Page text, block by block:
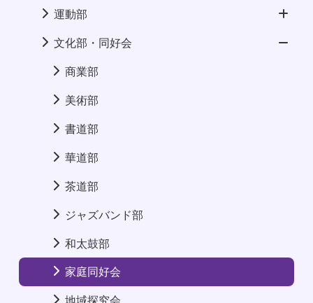
運動部
文化部・同好会
商業部
美術部
書道部
華道部
茶道部
ジャズバンド部
和太鼓部
家庭同好会
地域探究会